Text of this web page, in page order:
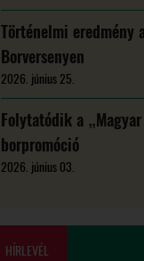
Történelmi eredmény
Borversenyen
2026. június 25.
Folytatódik a
borpromóció
2026. június 03.
HÍRLEVÉL